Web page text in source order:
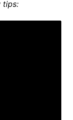
tips: